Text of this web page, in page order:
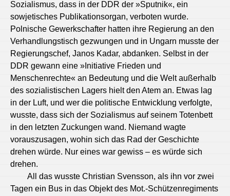
Sozialismus, dass in der DDR der »Sputnik«, ein
sowjetisches Publikationsorgan, verboten wurde.
Polnische Gewerkschafter hatten ihre Regierung an den
Verhandlungstisch gezwungen und in Ungarn musste der
Regierungschef, Janos Kadar, abdanken. Selbst in der
DDR gewann eine »Initiative Frieden und
Menschenrechte« an Bedeutung und die Welt außerhalb
des sozialistischen Lagers hielt den Atem an. Etwas lag
in der Luft, und wer die politische Entwicklung verfolgte,
wusste, dass sich der Sozialismus auf seinem Totenbett
in den letzten Zuckungen wand. Niemand wagte
vorauszusagen, wohin sich das Rad der Geschichte
drehen würde. Nur eines war gewiss – es würde sich
drehen.
All das wusste Christian Svensson, als ihn vor zwei
Tagen ein Bus in das Objekt des Mot.-Schützenregiments